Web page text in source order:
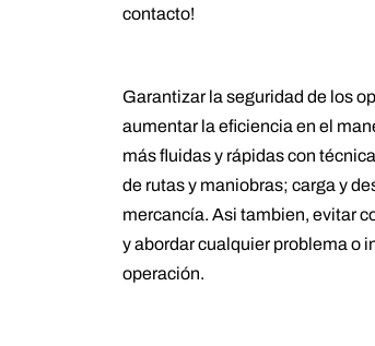
contacto!
Garantizar la seguridad de los
aumentar la eficiencia en el
más fluidas y rápidas con
de rutas y maniobras; carga y
mercancía. Asi tambien, evitar
y abordar cualquier problema o
operación.